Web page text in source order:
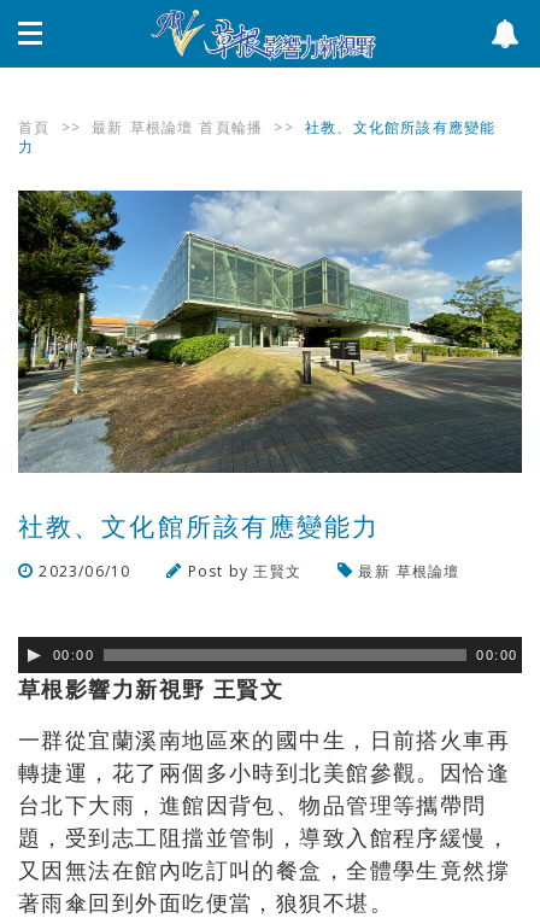
首頁 >> 最新 草根論壇 首頁輪播 >> 社教、文化館所該有應變能
力
社教、文化館所該有應變能力
2023/06/10 Post by 王賢文 最新 草根論壇
00:00 00:00
草根影響力新視野 王賢文
一群從宜蘭溪南地區來的國中生，日前搭火車再
轉捷運，花了兩個多小時到北美館參觀。因恰逢
台北下大雨，進館因背包、物品管理等攜帶問
題，受到志工阻擋並管制，導致入館程序緩慢，
又因無法在館內吃訂叫的餐盒，全體學生竟然撐
著雨傘回到外面吃便當，狼狽不堪。